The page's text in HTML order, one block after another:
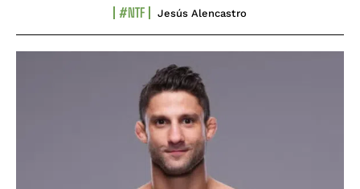
#NTF Jesús Alencastro